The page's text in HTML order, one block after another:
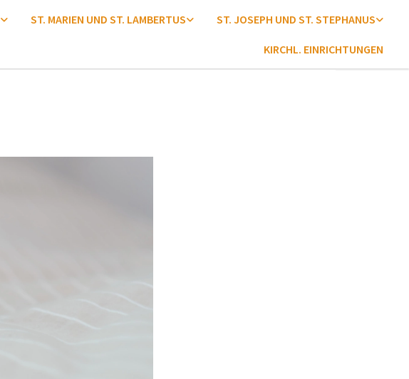
ST. MARIEN UND ST. LAMBERTUS ST. JOSEPH UND ST. STEPHANUS
KIRCHL. EINRICHTUNGEN